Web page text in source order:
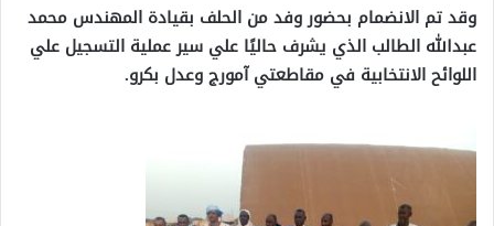
وقد تم الانضمام بحضور وفد من الحلف بقيادة المهندس محمد
عبدالله الطالب الذي يشرف حاليًا علي سير عملية التسجيل علي
اللوائح الانتخابية في مقاطعتي آمورج وعدل بكرو.